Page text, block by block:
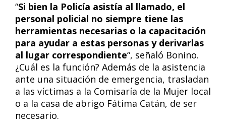
“Si bien la Policía asistía al llamado, el
personal policial no siempre tiene las
herramientas necesarias o la capacitación
para ayudar a estas personas y derivarlas
al lugar correspondiente“, señaló Bonino.
¿Cuál es la función? Además de la asistencia
ante una situación de emergencia, trasladan
a las víctimas a la Comisaría de la Mujer local
o a la casa de abrigo Fátima Catán, de ser
necesario.